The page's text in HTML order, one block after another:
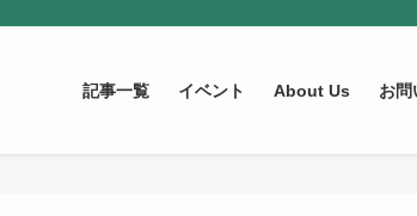
記事一覧 イベント About Us お問